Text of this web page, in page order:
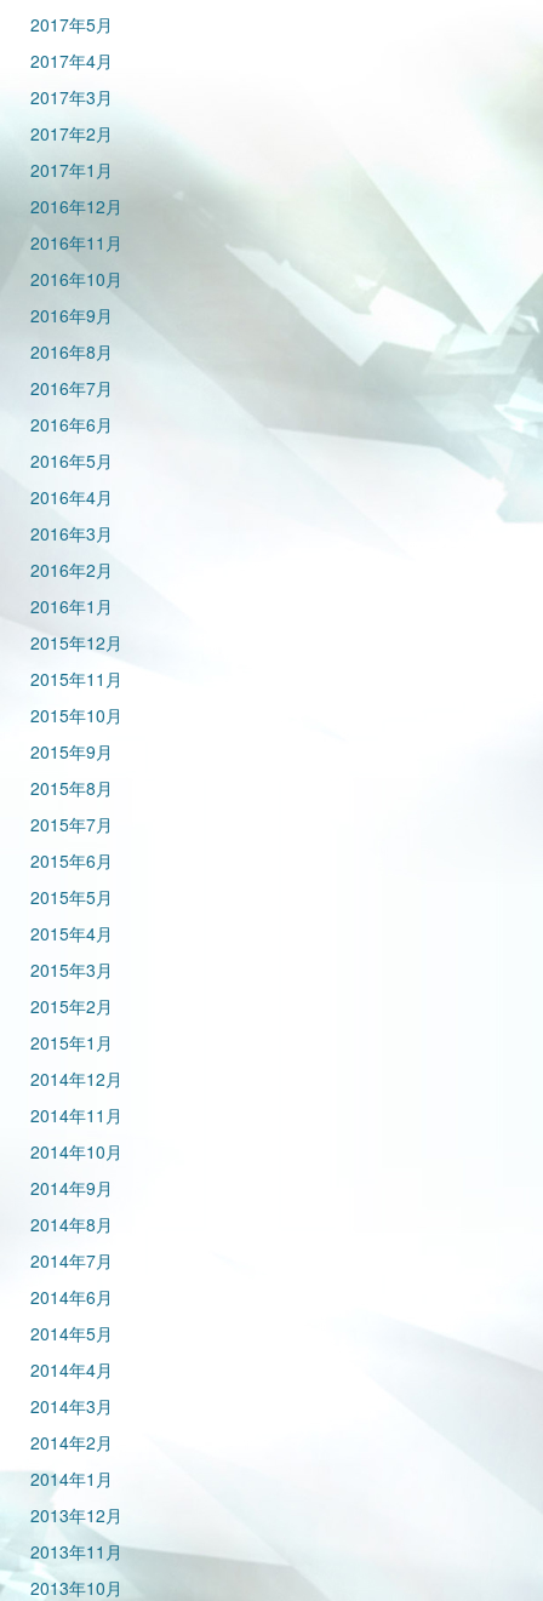
2017年5月
2017年4月
2017年3月
2017年2月
2017年1月
2016年12月
2016年11月
2016年10月
2016年9月
2016年8月
2016年7月
2016年6月
2016年5月
2016年4月
2016年3月
2016年2月
2016年1月
2015年12月
2015年11月
2015年10月
2015年9月
2015年8月
2015年7月
2015年6月
2015年5月
2015年4月
2015年3月
2015年2月
2015年1月
2014年12月
2014年11月
2014年10月
2014年9月
2014年8月
2014年7月
2014年6月
2014年5月
2014年4月
2014年3月
2014年2月
2014年1月
2013年12月
2013年11月
2013年10月